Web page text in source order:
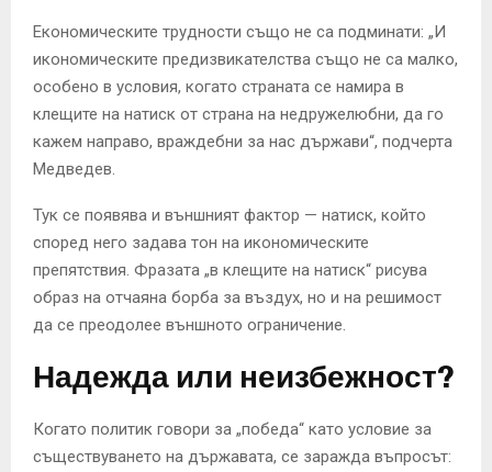
Економическите трудности също не са подминати: „И
икономическите предизвикателства също не са малко,
особено в условия, когато страната се намира в
клещите на натиск от страна на недружелюбни, да го
кажем направо, враждебни за нас държави“, подчерта
Медведев.
Тук се появява и външният фактор — натиск, който
според него задава тон на икономическите
препятствия. Фразата „в клещите на натиск“ рисува
образ на отчаяна борба за въздух, но и на решимост
да се преодолее външното ограничение.
Надежда или неизбежност?
Когато политик говори за „победа“ като условие за
съществуването на държавата, се заражда въпросът: